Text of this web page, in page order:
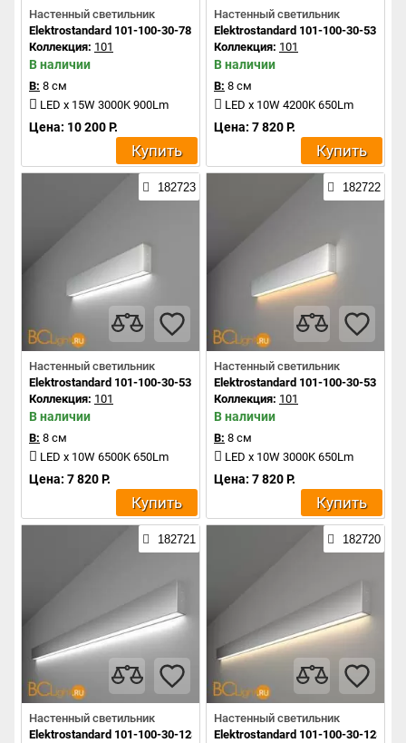
Настенный светильник
Elektrostandard 101-100-30-78 a041489
Коллекция: 101
В наличии
В: 8 см
LED x 15W 3000K 900Lm
Цена: 10 200 Р.
Купить
Настенный светильник
Elektrostandard 101-100-30-53
Коллекция: 101
В наличии
В: 8 см
LED x 10W 4200K 650Lm
Цена: 7 820 Р.
Купить
182723
Настенный светильник
Elektrostandard 101-100-30-53 a041488
Коллекция: 101
В наличии
В: 8 см
LED x 10W 6500K 650Lm
Цена: 7 820 Р.
Купить
182722
Настенный светильник
Elektrostandard 101-100-30-53
Коллекция: 101
В наличии
В: 8 см
LED x 10W 3000K 650Lm
Цена: 7 820 Р.
Купить
182721
Настенный светильник
Elektrostandard 101-100-30-128 a041485
182720
Настенный светильник
Elektrostandard 101-100-30-128